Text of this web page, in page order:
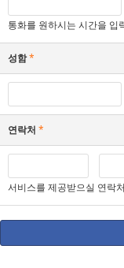
통화를 원하시는 시간을 입
성함*
연락처 *
서비스를 제공받으실 연락